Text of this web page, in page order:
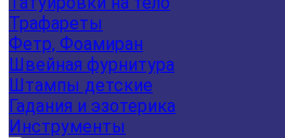
Трафареты
Фетр, Фоамиран
Швейная фурнитура
Штампы детские
Гадания и эзотерика
Инструменты